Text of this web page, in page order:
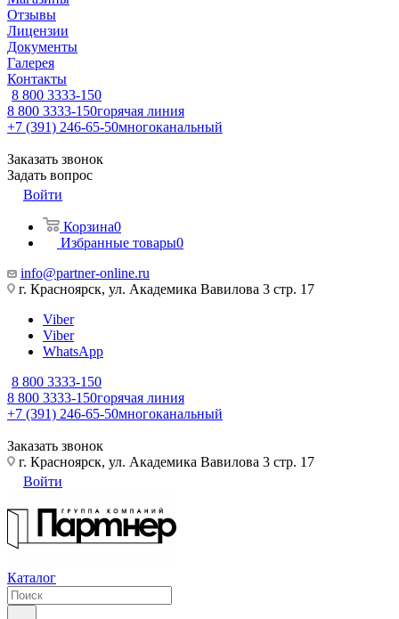
Отзывы
Лицензии
Документы
Галерея
Контакты
8 800 3333-150
8 800 3333-150горячая линия
+7 (391) 246-65-50многоканальный
Заказать звонок
Задать вопрос
Войти
Корзина0
Избранные товары0
info@partner-online.ru
г. Красноярск, ул. Академика Вавилова 3 стр. 17
Viber
Viber
WhatsApp
8 800 3333-150
8 800 3333-150горячая линия
+7 (391) 246-65-50многоканальный
Заказать звонок
г. Красноярск, ул. Академика Вавилова 3 стр. 17
Войти
Каталог